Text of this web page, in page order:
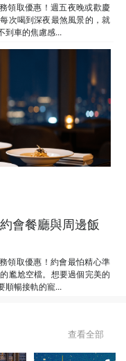
領取優惠！週五夜晚或歡慶
次喝到深夜最煞風景的，就
到車的焦慮感...
會餐廳與周邊飯
領取優惠！約會最怕精心準
尷尬空檔。想要過個完美的
順暢接軌的寵...
查看全部